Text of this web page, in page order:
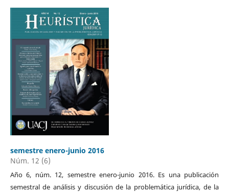
semestre enero-junio 2016
Núm. 12 (6)
Año 6, núm. 12, semestre enero-junio 2016. Es una publicación
semestral de análisis y discusión de la problemática jurídica, de la